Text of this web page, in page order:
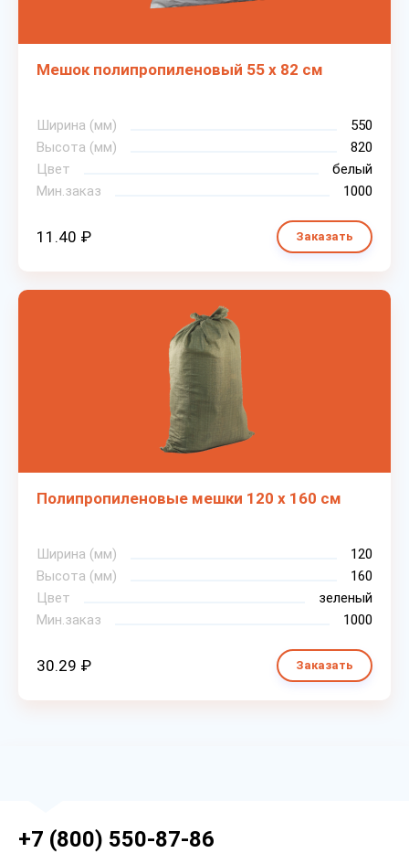
Мешок полипропиленовый 55 х 82 см
Ширина (мм)
550
Высота (мм)
820
Цвет
белый
Мин.заказ
1000
11.40 ₽ Заказать
Полипропиленовые мешки 120 х 160 см
Ширина (мм)
120
Высота (мм)
160
Цвет
зеленый
Мин.заказ
1000
30.29 ₽ Заказать
+7 (800) 550-87-86